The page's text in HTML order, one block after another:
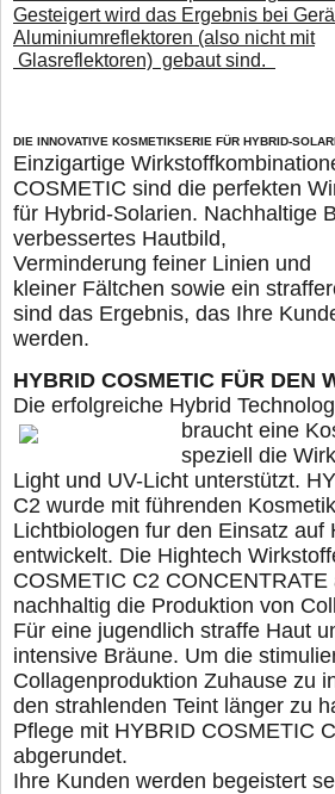
Gesteigert wird das Ergebnis bei
Aluminiumreflektoren (also nicht mit
Glasreflektoren) gebaut sind.
DIE INNOVATIVE KOSMETIKSERIE FÜR HYBRID-
Einzigartige
COSMETIC sind die perfekten
für Hybrid-Solarien. Nachhaltige
verbessertes Hautbild,
Verminderung feiner Linien und
kleiner Fältchen sowie ein
sind das Ergebnis, das Ihre
werden.
HYBRID COSMETIC FÜR DEN
Die erfolgreiche Hybrid
braucht eine
speziell die
Light und UV-Licht unterstützt.
C2 wurde mit führenden
Lichtbiologen fur den Einsatz auf
entwickelt. Die Hightech
COSMETIC C2 CONCENTRATE
nachhaltig die Produktion von
Für eine jugendlich straffe Haut
intensive Bräune. Um die
Collagenproduktion Zuhause zu
den strahlenden Teint länger zu
Pflege mit HYBRID COSMETIC
abgerundet.
Ihre Kunden werden begeistert